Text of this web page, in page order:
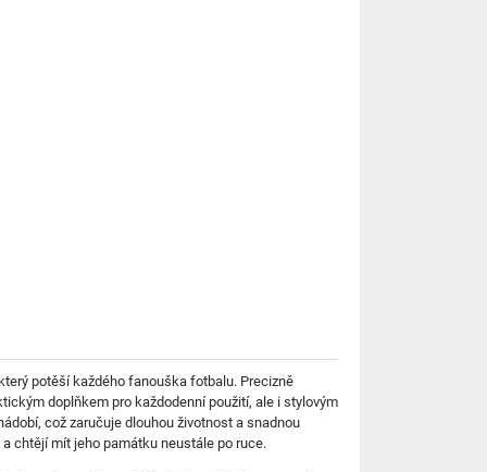
potěší každého fanouška fotbalu. Precizně
doplňkem pro každodenní použití, ale i stylovým
což zaručuje dlouhou životnost a snadnou
chtějí mít jeho památku neustále po ruce.